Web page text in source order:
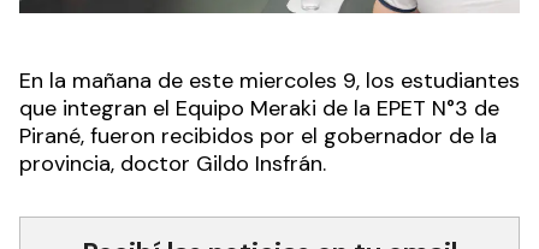
En la mañana de este miercoles 9, los estudiantes
que integran el Equipo Meraki de la EPET N°3 de
Pirané, fueron recibidos por el gobernador de la
provincia, doctor Gildo Insfrán.